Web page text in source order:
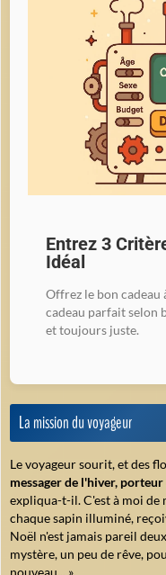
Entrez 3
Idéal
Offrez le bon cadeau
cadeau parfait selon
et toujours juste.
La mission du voyageur
Le voyageur sourit, et des
messager de l'hiver,
expliqua-t-il. C'est à moi de
chaque sapin illuminé,
Noël n'est jamais pareil
mystère, un peu de rêve,